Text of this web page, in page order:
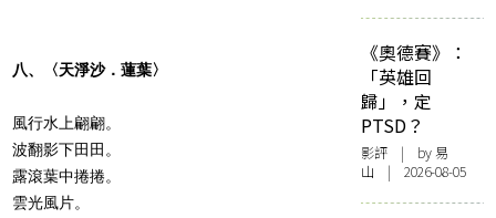
八、〈天淨沙．蓮葉〉
風行水上翩翩。
波翻影下田田。
露滾葉中捲捲。
雲光風片。
《奧德賽》：
「英雄回
歸」，定
PTSD？
影評 | by 易
山 | 2026-08-05